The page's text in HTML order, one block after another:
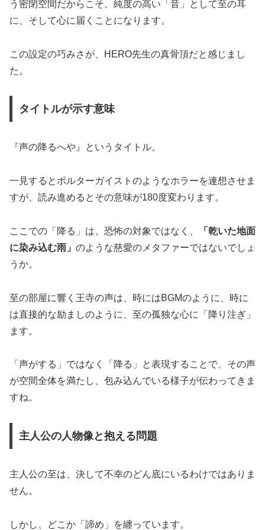
う密閉空間だからこそ、純度の高い「音」として至の耳
に、そして心に届くことになります。
この設定の巧みさが、HERO先生の真骨頂だと感じまし
た。
タイトルが示す意味
『声の降るへや』というタイトル。
一見するとポルターガイストのようなホラーを連想させま
すが、読み進めるとその意味が180度変わります。
ここでの「降る」は、恐怖の対象ではなく、
「乾いた地面
に染み込む雨」 のような慈愛のメタファーではないでしょ
うか。
至の部屋に響く王寺の声は、時にはBGMのように、時に
は直接的な励ましのように、至の孤独な心に「降り注ぎ」
ます。
「声がする」ではなく「降る」と表現することで、その声
が空間全体を満たし、包み込んでいる様子が伝わってきま
すね。
主人公の人物像と抱える問題
主人公の至は、決して不幸のどん底にいるわけではありま
せん。
しかし、どこか「諦め」を纏っています。